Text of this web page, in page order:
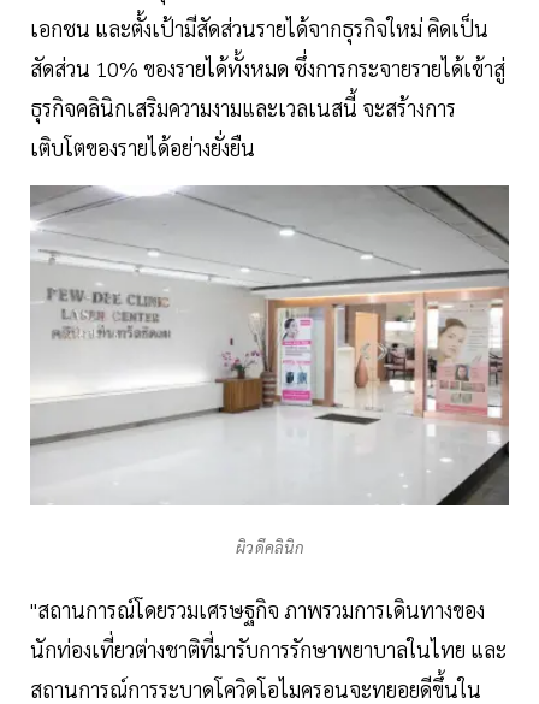
เอกชน และตั้งเป้ามีสัดส่วนรายได้จากธุรกิจใหม่ คิดเป็น
สัดส่วน 10% ของรายได้ทั้งหมด ซึ่งการกระจายรายได้เข้าสู่
ธุรกิจคลินิกเสริมความงามและเวลเนสนี้ จะสร้างการ
เติบโตของรายได้อย่างยั่งยืน
ผิวดีคลินิก
"สถานการณ์โดยรวมเศรษฐกิจ ภาพรวมการเดินทางของ
นักท่องเที่ยวต่างชาติที่มารับการรักษาพยาบาลในไทย และ
สถานการณ์การระบาดโควิดโอไมครอนจะทยอยดีขึ้นใน